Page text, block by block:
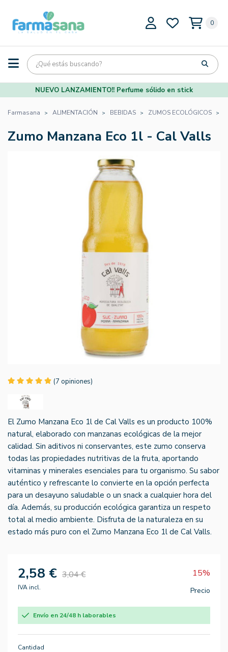
0
NUEVO LANZAMIENTO!! Perfume sólido en stick
Farmasana ALIMENTACIÓN BEBIDAS ZUMOS ECOLÓGICOS
Zumo Manzana Eco 1l - Cal Valls
(7 opiniones)
El Zumo Manzana Eco 1l de Cal Valls es un producto 100%
natural, elaborado con manzanas ecológicas de la mejor
calidad. Sin aditivos ni conservantes, este zumo conserva
todas las propiedades nutritivas de la fruta, aportando
vitaminas y minerales esenciales para tu organismo. Su sabor
auténtico y refrescante lo convierte en la opción perfecta
para un desayuno saludable o un snack a cualquier hora del
día. Además, su producción ecológica garantiza un respeto
total al medio ambiente. Disfruta de la naturaleza en su
estado más puro con el Zumo Manzana Eco 1l de Cal Valls.
2,58 € 3,04 € 15%
IVA incl. Precio
Envío en 24/48 h laborables
Cantidad